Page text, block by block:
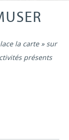
la carte » sur
présents